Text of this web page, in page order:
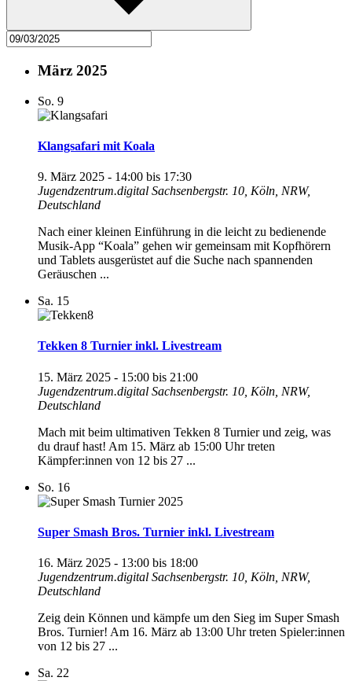
März 2025
So. 9
Klangsafari mit Koala
9. März 2025 - 14:00 bis 17:30
Jugendzentrum.digital Sachsenbergstr. 10, Köln, NRW,
Deutschland
Nach einer kleinen Einführung in die leicht zu bedienende
Musik-App “Koala” gehen wir gemeinsam mit Kopfhörern
und Tablets ausgerüstet auf die Suche nach spannenden
Geräuschen ...
Sa. 15
Tekken 8 Turnier inkl. Livestream
15. März 2025 - 15:00 bis 21:00
Jugendzentrum.digital Sachsenbergstr. 10, Köln, NRW,
Deutschland
Mach mit beim ultimativen Tekken 8 Turnier und zeig, was
du drauf hast! Am 15. März ab 15:00 Uhr treten
Kämpfer:innen von 12 bis 27 ...
So. 16
Super Smash Bros. Turnier inkl. Livestream
16. März 2025 - 13:00 bis 18:00
Jugendzentrum.digital Sachsenbergstr. 10, Köln, NRW,
Deutschland
Zeig dein Können und kämpfe um den Sieg im Super Smash
Bros. Turnier! Am 16. März ab 13:00 Uhr treten Spieler:innen
von 12 bis 27 ...
Sa. 22